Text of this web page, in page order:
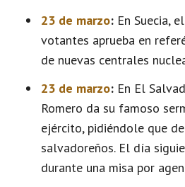
23 de marzo: En Suecia,
votantes aprueba en
de nuevas centrales
23 de marzo: En El
Romero da su famoso
ejército, pidiéndole que
salvadoreños. El día
durante una misa por